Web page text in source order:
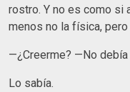
rostro. Y no es como si
menos no la física,
—¿Creerme? —No
Lo sabía.